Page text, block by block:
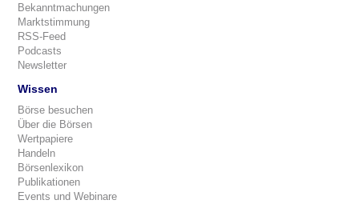
Bekanntmachungen
Marktstimmung
RSS-Feed
Podcasts
Newsletter
Wissen
Börse besuchen
Über die Börsen
Wertpapiere
Handeln
Börsenlexikon
Publikationen
Events und Webinare